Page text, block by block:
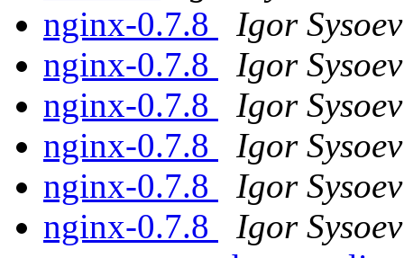
nginx-0.7.8
Igor Sysoev
nginx-0.7.8
Igor Sysoev
nginx-0.7.8
Igor Sysoev
nginx-0.7.8
Igor Sysoev
nginx-0.7.8
Igor Sysoev
nginx-0.7.8
Igor Sysoev